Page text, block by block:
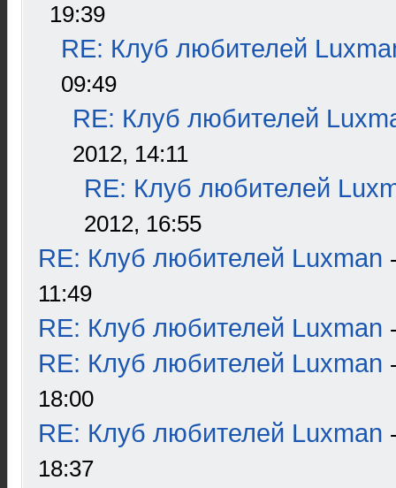
19:39
RE: Клуб любителей
09:49
RE: Клуб любителей
2012, 14:11
RE: Клуб любителей
2012, 16:55
RE: Клуб любителей Luxman
11:49
RE: Клуб любителей Luxman
RE: Клуб любителей Luxman
18:00
RE: Клуб любителей Luxman
18:37